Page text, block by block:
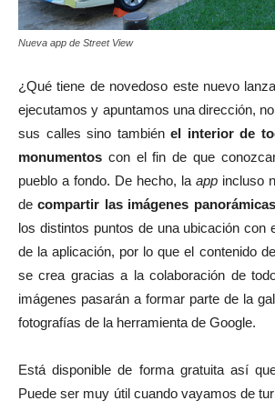
Nueva app de Street View
¿Qué tiene de novedoso este nuevo
ejecutamos y apuntamos una dirección,
sus calles sino tambiénel interior de
monumentos con el fin de que
pueblo a fondo. De hecho, la app incluso
decompartir las imágenes panorámicas
los distintos puntos de una ubicación con
de la aplicación, por lo que el contenido
se crea gracias a la colaboración de
imágenes pasarán a formar parte de la
fotografías de la herramienta de Google.
Está disponible de forma gratuita así
Puede ser muy útil cuando vayamos de